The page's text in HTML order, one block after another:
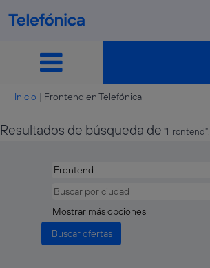
Inicio | Frontend en Telefónica(página
Resultados de búsqueda de "Frontend".
Mostrar más opciones